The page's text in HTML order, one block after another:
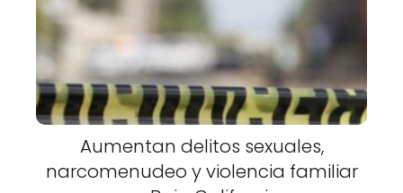
Aumentan delitos sexuales,
narcomenudeo y violencia familiar